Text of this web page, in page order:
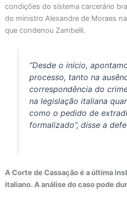
condições do sistema carcerário
do ministro Alexandre de Moraes
que condenou Zambelli.
“Desde o início,
processo, tanto na
correspondência do
na legislação italiana
como o pedido de
formalizado”, disse a
A Corte de Cassação é a última
italiano. A análise do caso pode